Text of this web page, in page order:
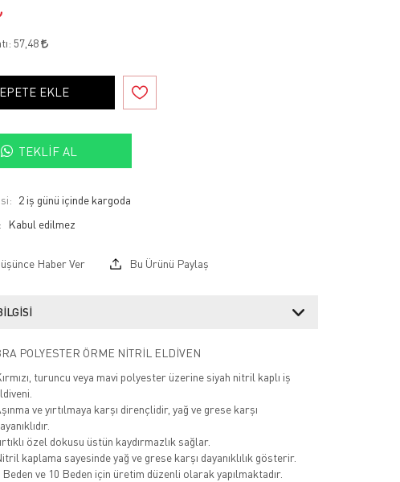
57,48
EKLE
TEKLIF AL
2 iş günü içinde kargoda
Haber Ver Bu Ürünü Paylaş
POLYESTER ÖRME NİTRİL ELDİVEN
turuncu veya mavi polyester üzerine siyah nitril kaplı iş
ve yırtılmaya karşı dirençlidir, yağ ve grese karşı
özel dokusu üstün kaydırmazlık sağlar.
kaplama sayesinde yağ ve grese karşı dayanıklılık gösterir.
Beden ve 10 Beden için üretim düzenli olarak yapılmaktadır.